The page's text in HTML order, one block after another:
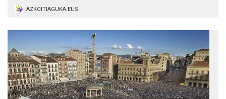
AZKOITIAGUKA.EUS